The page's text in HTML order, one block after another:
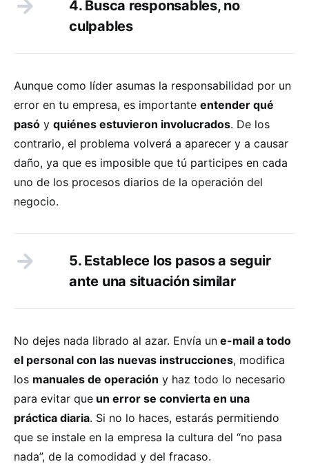
4. Busca responsables, no
culpables
Aunque como líder asumas la responsabilidad por un
error en tu empresa, es importante entender qué
pasó y quiénes estuvieron involucrados. De los
contrario, el problema volverá a aparecer y a causar
daño, ya que es imposible que tú participes en cada
uno de los procesos diarios de la operación del
negocio.
5. Establece los pasos a seguir
ante una situación similar
No dejes nada librado al azar. Envía un e-mail a todo
el personal con las nuevas instrucciones, modifica
los manuales de operación y haz todo lo necesario
para evitar que un error se convierta en una
práctica diaria. Si no lo haces, estarás permitiendo
que se instale en la empresa la cultura del “no pasa
nada”, de la comodidad y del fracaso.